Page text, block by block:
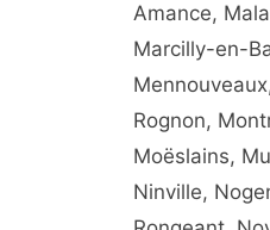
Amance,
Marcilly-en-
Rognon,
Moëslains,
Ninville,